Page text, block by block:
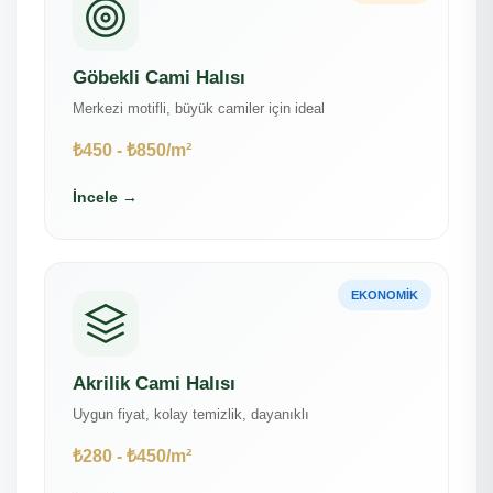
Göbekli Cami Halısı
Merkezi motifli, büyük camiler için ideal
₺450 - ₺850/m²
İncele →
EKONOMIK
Akrilik Cami Halısı
Uygun fiyat, kolay temizlik, dayanıklı
₺280 - ₺450/m²